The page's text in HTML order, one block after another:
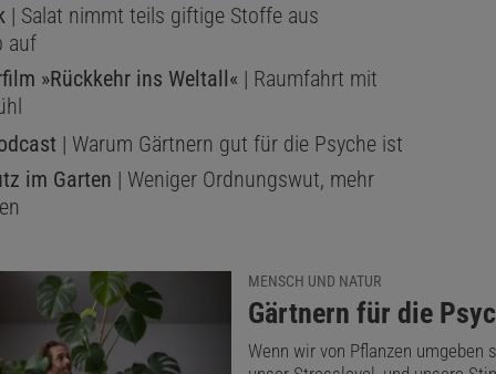
Scott Kelly, Kjell Lindgren und Kimiya Yui erstmals einen Salat
ISS im All herangewachsen ist.
sie allerdings langfristig mit den Bedingungen im
Der Biochemiker Borja Barbero Barcenilla von der A&M
| Salat nimmt teils giftige Stoffe aus
auf
»Rückkehr ins Weltall« | Raumfahrt mit
| Warum Gärtnern gut für die Psyche ist
im Garten | Weniger Ordnungswut, mehr
MENSCH UND NATUR
:
Gärtnern für die
Wenn wir von Pflanzen umgeben